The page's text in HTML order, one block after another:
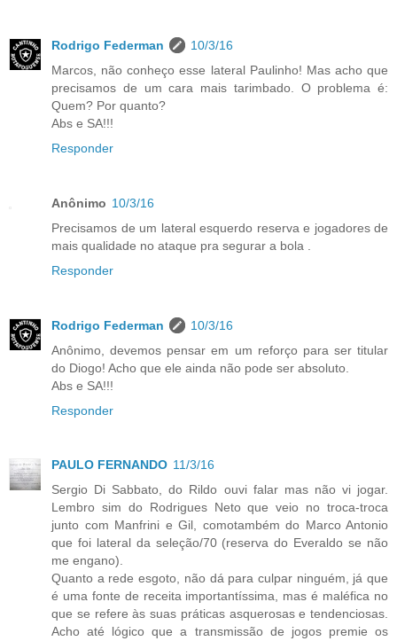
Rodrigo Federman
10/3/16
Marcos, não conheço esse lateral Paulinho! Mas acho que
precisamos de um cara mais tarimbado. O problema é:
Quem? Por quanto?
Abs e SA!!!
Responder
Anônimo 10/3/16
Precisamos de um lateral esquerdo reserva e jogadores de
mais qualidade no ataque pra segurar a bola .
Responder
Rodrigo Federman
10/3/16
Anônimo, devemos pensar em um reforço para ser titular
do Diogo! Acho que ele ainda não pode ser absoluto.
Abs e SA!!!
Responder
PAULO FERNANDO 11/3/16
Sergio Di Sabbato, do Rildo ouvi falar mas não vi jogar.
Lembro sim do Rodrigues Neto que veio no troca-troca
junto com Manfrini e Gil, comotambém do Marco Antonio
que foi lateral da seleção/70 (reserva do Everaldo se não
me engano).
Quanto a rede esgoto, não dá para culpar ninguém, já que
é uma fonte de receita importantíssima, mas é maléfica no
que se refere às suas práticas asquerosas e tendenciosas.
Acho até lógico que a transmissão de jogos premie os